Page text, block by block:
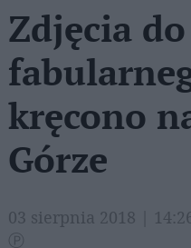
Zdjęcia
kręcono
Górze
03 sierpnia 2018 |
Ⓟ